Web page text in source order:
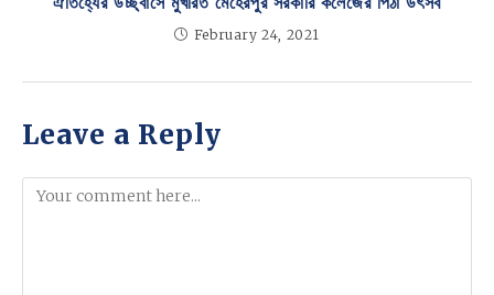
February 24, 2021
Leave a Reply
Comment